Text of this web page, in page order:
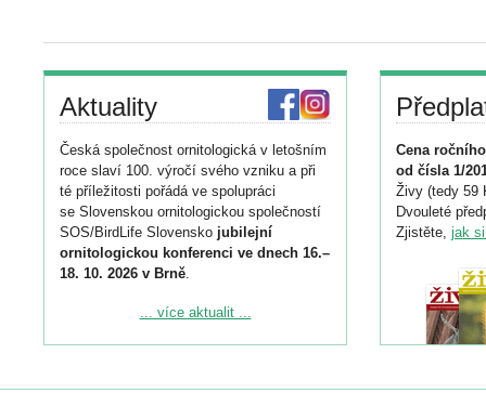
Aktuality
Česká společnost ornitologická v letošním
roce slaví 100. výročí svého vzniku a při
té příležitosti pořádá ve spolupráci
se Slovenskou ornitologickou společností
SOS/BirdLife Slovensko jubilejní
ornitologickou konferenci ve dnech 16.–
18. 10. 2026 v Brně.
Podrobnější informace ke konferenci
Registrovat se můžete do 6. září.
... více aktualit ...
Cena
od čísla 1/
Živy (tedy 59
Dvouleté
Zjistěte, jak